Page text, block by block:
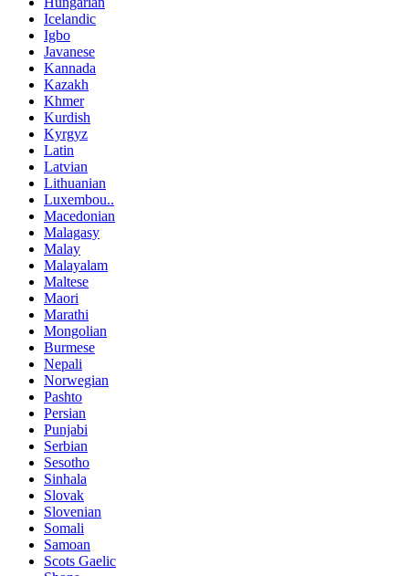
Icelandic
Igbo
Javanese
Kannada
Kazakh
Khmer
Kurdish
Kyrgyz
Latin
Latvian
Lithuanian
Luxembou..
Macedonian
Malagasy
Malay
Malayalam
Maltese
Maori
Marathi
Mongolian
Burmese
Nepali
Norwegian
Pashto
Persian
Punjabi
Serbian
Sesotho
Sinhala
Slovak
Slovenian
Somali
Samoan
Scots Gaelic